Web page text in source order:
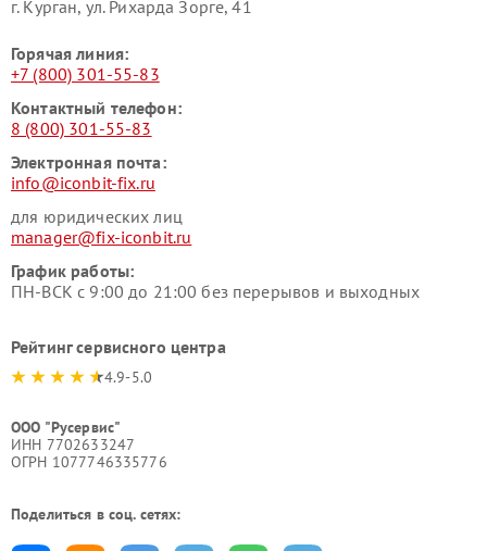
г. Курган, ул. Рихарда Зорге, 41
Горячая линия:
+7 (800) 301-55-83
Контактный телефон:
8 (800) 301-55-83
Электронная почта:
info@iconbit-fix.ru
для юридических лиц
manager@fix-iconbit.ru
График работы:
ПН-ВСК с 9:00 до 21:00 без перерывов и выходных
Рейтинг сервисного центра
4.9-5.0
ООО "Русервис"
ИНН 7702633247
ОГРН 1077746335776
Поделиться в соц. сетях: